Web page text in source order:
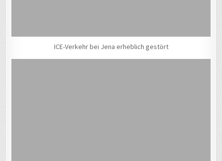
ICE-Verkehr bei Jena erheblich gestört